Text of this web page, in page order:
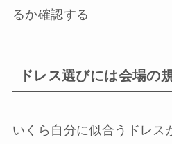
るか確認する
ドレス選びには会場の
いくら自分に似合うドレス